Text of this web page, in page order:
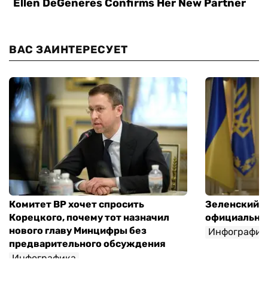
ВАС ЗАИНТЕРЕСУЕТ
Комитет ВР хочет спросить
Корецкого, почему тот назначил
нового главу Минцифры без
предварительного обсуждения
Инфографика
Зеленский